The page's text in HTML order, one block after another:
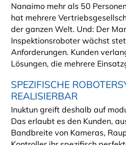
Nanaimo mehr als 50
hat mehrere Vertriebsgesellschaften und -partner auf
der ganzen Welt. Und: Der
Inspektionsroboter wächst stetig. Aber auch die
Anforderungen. Kunden
Lösungen,
SPEZIFISCHE
REALISIERBAR
Inuktun greift deshalb auf
Das erlaubt es den Kunden,
Bandbreite von Kameras, Raupenelementen und